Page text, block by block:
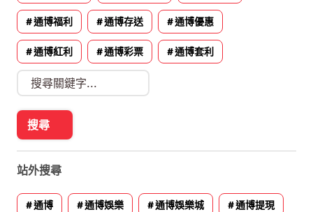
通博福利 通博存送 通博優惠
通博紅利 通博彩票 通博套利
站外搜尋
通博 通博娛樂 通博娛樂城 通博提現